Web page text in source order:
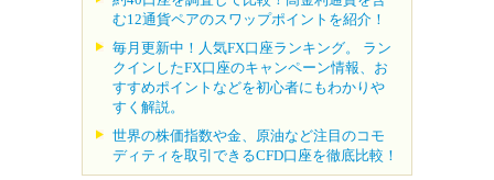
む12通貨ペアのスワップポイントを紹介！
毎月更新中！人気FX口座ランキング。 ラン
クインしたFX口座のキャンペーン情報、お
すすめポイントなどを初心者にもわかりや
すく解説。
世界の株価指数や金、原油など注目のコモ
ディティを取引できるCFD口座を徹底比較！